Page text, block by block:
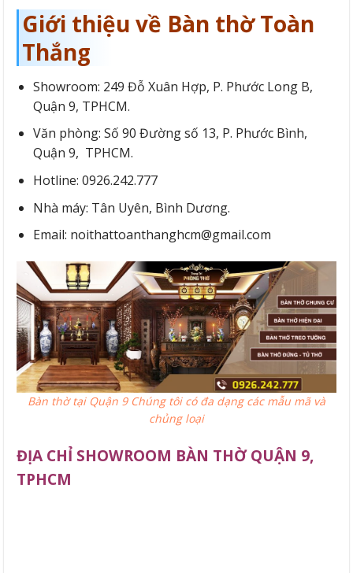
Giới thiệu về Bàn thờ Toàn
Thắng
Showroom: 249 Đỗ Xuân Hợp, P. Phước Long B,
Quận 9, TPHCM.
Văn phòng: Số 90 Đường số 13, P. Phước Bình,
Quận 9, TPHCM.
Hotline: 0926.242.777
Nhà máy: Tân Uyên, Bình Dương.
Email: noithattoanthanghcm@gmail.com
Bàn thờ tại Quận 9 Chúng tôi có đa dạng các mẫu mã và
chủng loại
ĐỊA CHỈ SHOWROOM BÀN THỜ QUẬN 9,
TPHCM